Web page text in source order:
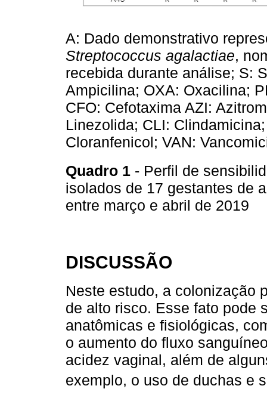
A: Dado demonstrativo
Streptococcus agalactiae,
recebida durante análise; S:
Ampicilina; OXA: Oxacilina;
CFO: Cefotaxima AZI:
Linezolida; CLI:
Cloranfenicol; VAN:
Quadro 1 - Perfil de
isolados de 17 gestantes de
entre março e abril de 2019
DISCUSSÃO
Neste estudo, a colonização
de alto risco. Esse fato pode
anatômicas e fisiológicas,
o aumento do fluxo
acidez vaginal, além de
exemplo, o uso de duchas e